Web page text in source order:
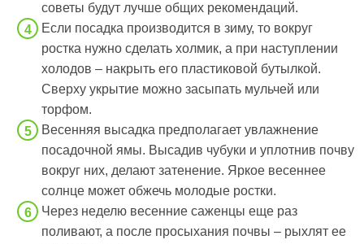
советы будут лучше общих рекомендаций.
Если посадка производится в зиму, то вокруг
ростка нужно сделать холмик, а при наступлении
холодов – накрыть его пластиковой бутылкой.
Сверху укрытие можно засыпать мульчей или
торфом.
Весенняя высадка предполагает увлажнение
посадочной ямы. Высадив чубуки и уплотнив почву
вокруг них, делают затенение. Яркое весеннее
солнце может обжечь молодые ростки.
Через неделю весенние саженцы еще раз
поливают, а после просыхания почвы – рыхлят ее